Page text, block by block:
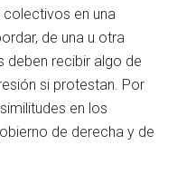
en una
de una u otra
deben recibir algo de
si protestan. Por
en los
de derecha y de